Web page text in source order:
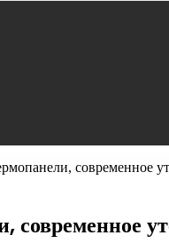
современное
современное